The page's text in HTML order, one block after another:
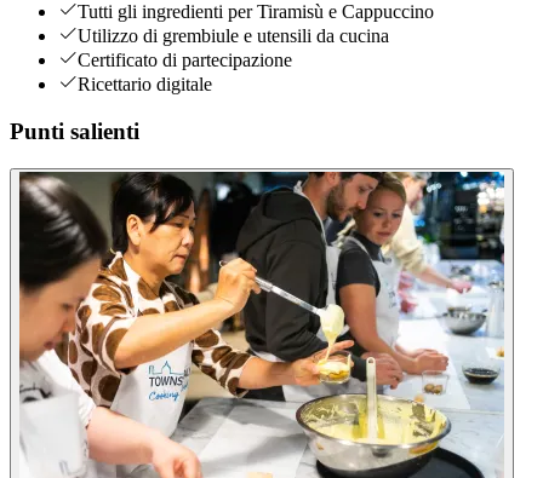
Tutti gli ingredienti per Tiramisù e Cappuccino
Utilizzo di grembiule e utensili da cucina
Certificato di partecipazione
Ricettario digitale
Punti salienti